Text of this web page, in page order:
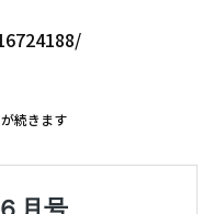
続きます